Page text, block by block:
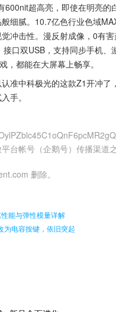
600nit超高亮，即使在明亮
细腻。10.7亿色行业色域
冲击性。漫反射成像，0有
口双USB，支持同步手机、
，都能在大屏幕上畅享。
准中科极光的这款Z1开冲
手。
台帐号（企鹅号）传播渠道
删除。
能与弹性模量详解
为电容按键，依旧突起